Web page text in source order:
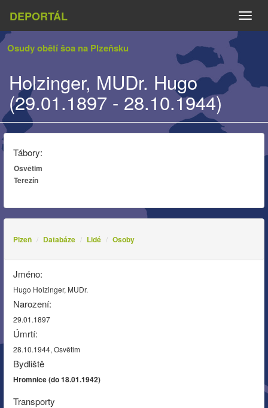
DEPORTÁL
Osudy obětí šoa na Plzeňsku
Holzinger, MUDr. Hugo
(29.01.1897 - 28.10.1944)
Tábory:
Osvětim
Terezín
Plzeň Databáze Lidé Osoby
Jméno:
Hugo Holzinger, MUDr.
Narození:
29.01.1897
Úmrtí:
28.10.1944, Osvětim
Bydliště
Hromnice (do 18.01.1942)
Transporty